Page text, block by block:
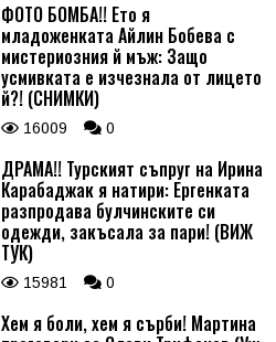
ФОТО БОМБА!! Ето я
младоженката Айлин Бобева с
мистериозния й мъж: Защо
усмивката е изчезнала от лицето
й?! (СНИМКИ)
16009 0
ДРАМА!! Турският съпруг на Ирина
Карабаджак я натири: Ергенката
разпродава булчинските си
одежди, закъсала за пари! (ВИЖ
ТУК)
15981 0
Хем я боли, хем я сърби! Мартина